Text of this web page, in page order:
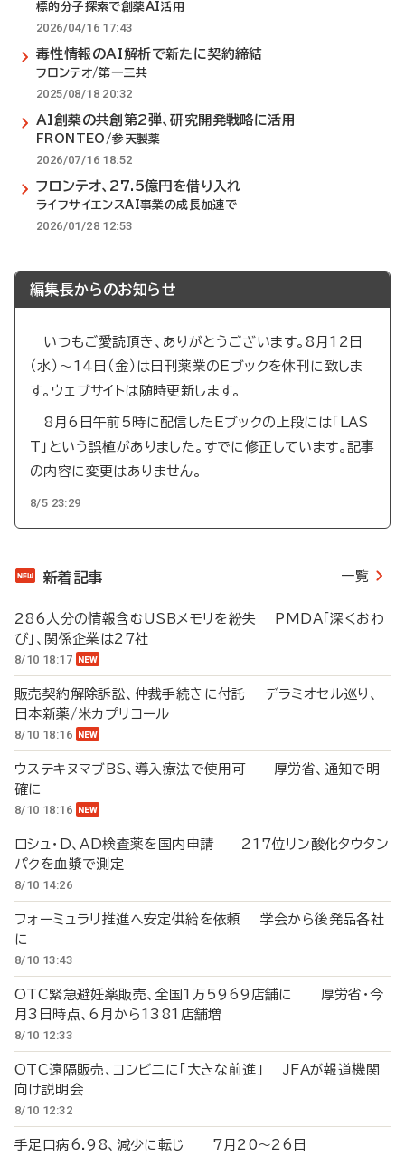
標的分子探索で創薬AI活用
2026/04/16 17:43
毒性情報のAI解析で新たに契約締結
フロンテオ/第一三共
2025/08/18 20:32
AI創薬の共創第2弾、研究開発戦略に活用
FRONTEO/参天製薬
2026/07/16 18:52
フロンテオ、27.5億円を借り入れ
ライフサイエンスAI事業の成長加速で
2026/01/28 12:53
編集長からのお知らせ
いつもご愛読頂き、ありがとうございます。8月12日
（水）～14日（金）は日刊薬業のEブックを休刊に致しま
す。ウェブサイトは随時更新します。
8月6日午前5時に配信したEブックの上段には「LAS
T」という誤植がありました。すでに修正しています。記事
の内容に変更はありません。
8/5 23:29
新着記事 一覧
286人分の情報含むUSBメモリを紛失 PMDA「深くおわ
び」、関係企業は27社
8/10 18:17
販売契約解除訴訟、仲裁手続きに付託 デラミオセル巡り、
日本新薬/米カプリコール
8/10 18:16
ウステキヌマブBS、導入療法で使用可 厚労省、通知で明
確に
8/10 18:16
ロシュ・D、AD検査薬を国内申請 217位リン酸化タウタン
パクを血漿で測定
8/10 14:26
フォーミュラリ推進へ安定供給を依頼 学会から後発品各社
に
8/10 13:43
OTC緊急避妊薬販売、全国1万5969店舗に 厚労省・今
月3日時点、6月から1381店舗増
8/10 12:33
OTC遠隔販売、コンビニに「大きな前進」 JFAが報道機関
向け説明会
8/10 12:32
手足口病6.98、減少に転じ 7月20～26日